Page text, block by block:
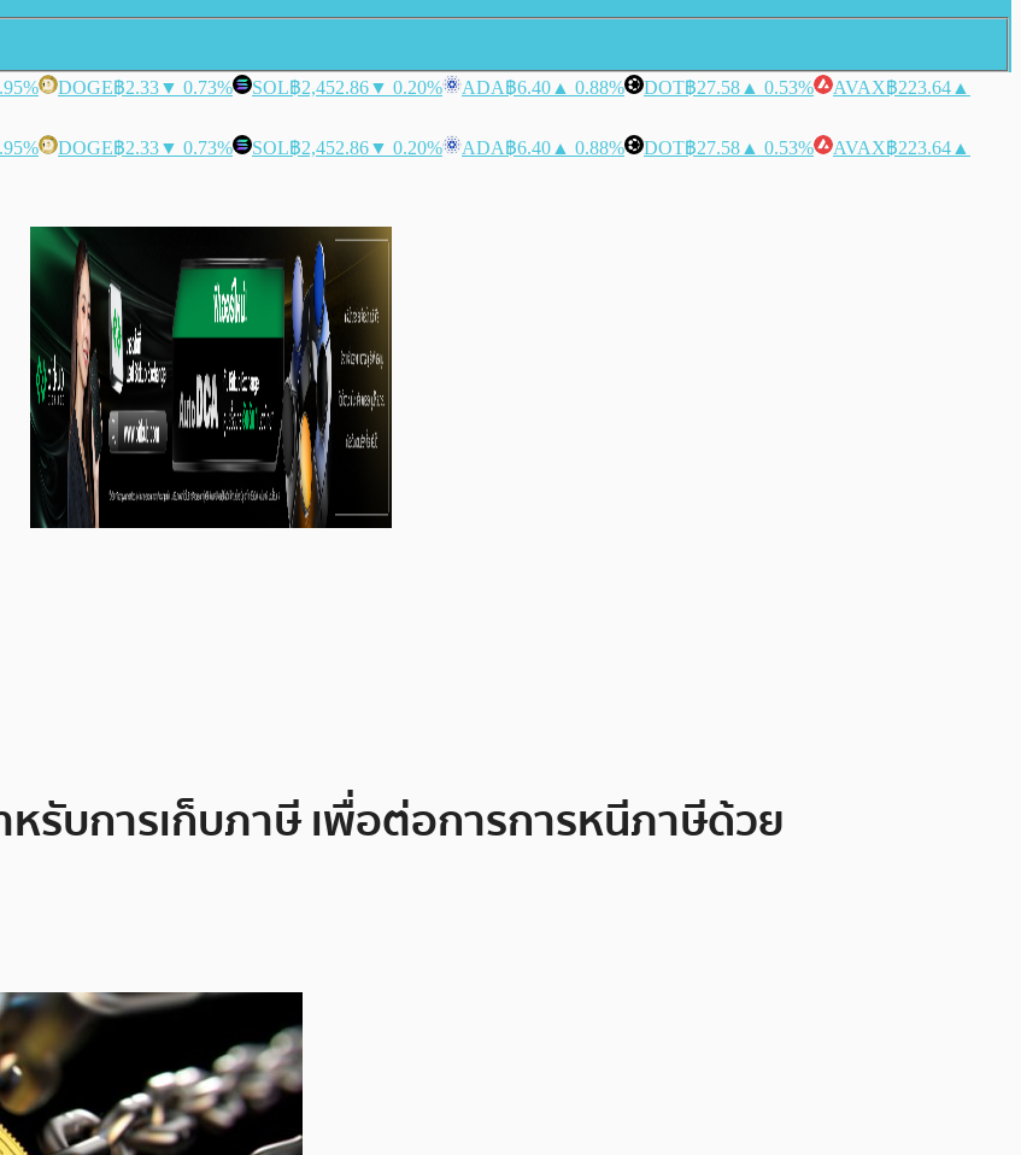
DOGE฿2.33▼ 0.73% SOL฿2,452.86▼ 0.20% ADA฿6.40 ▲ 0.88% DOT฿27.58 ▲ 0.53% AVAX฿223.64 ▲
DOGE฿2.33▼ 0.73% SOL฿2,452.86▼ 0.20% ADA฿6.40 ▲ 0.88% DOT฿27.58 ▲ 0.53% AVAX฿223.64 ▲
รับการเก็บภาษี เพื่อต่อการการหนีภาษีด้วย